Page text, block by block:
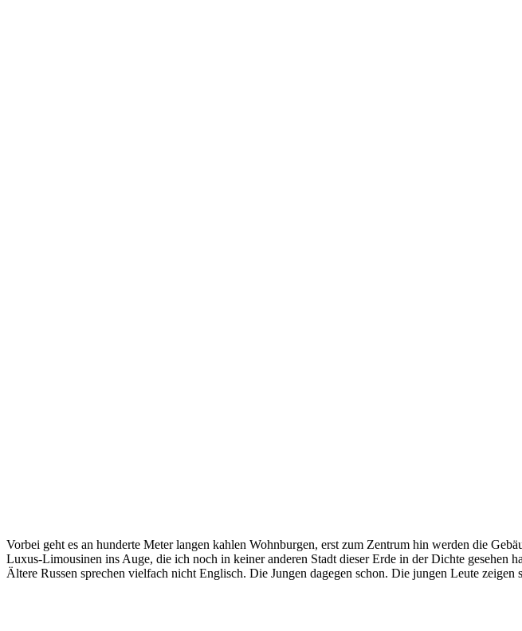
Vorbei geht es an hunderte Meter langen kahlen Wohnburgen, erst zum Zentrum hin werden die
Luxus-Limousinen ins Auge, die ich noch in keiner anderen Stadt dieser Erde in der Dichte gesehen
Ältere Russen sprechen vielfach nicht Englisch. Die Jungen dagegen schon. Die jungen Leute